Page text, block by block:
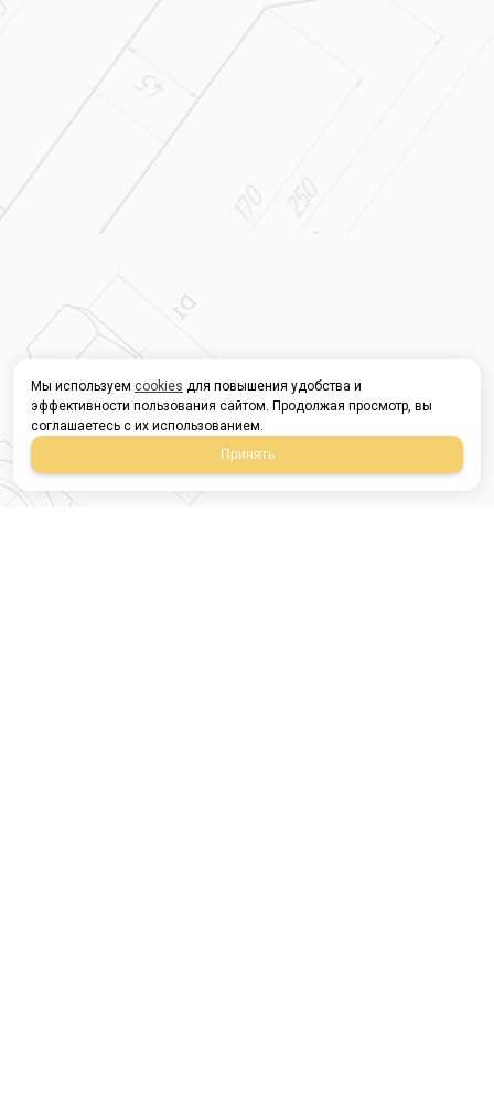
Мы используем cookies для повышения удобства и
эффективности пользования сайтом. Продолжая просмотр, вы
соглашаетесь с их использованием.
Принять